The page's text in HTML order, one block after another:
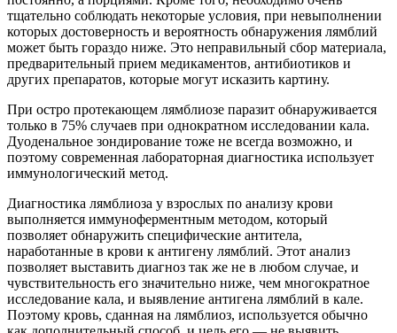
тщательно соблюдать некоторые условия, при невыполнении
которых достоверность и вероятность обнаружения лямблий
может быть гораздо ниже. Это неправильный сбор материала,
предварительный прием медикаментов, антибиотиков и
других препаратов, которые могут исказить картину.
При остро протекающем лямблиозе паразит обнаруживается
только в 75% случаев при однократном исследовании кала.
Дуоденальное зондирование тоже не всегда возможно, и
поэтому современная лабораторная диагностика использует
иммунологический метод.
Диагностика лямблиоза у взрослых по анализу крови
выполняется иммуноферментным методом, который
позволяет обнаружить специфические антитела,
наработанные в крови к антигену лямблий. Этот анализ
позволяет выставить диагноз так же не в любом случае, и
чувствительность его значительно ниже, чем многократное
исследование кала, и выявление антигена лямблий в кале.
Поэтому кровь, сданная на лямблиоз, используется обычно